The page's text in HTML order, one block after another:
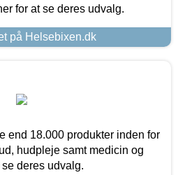
for at se deres udvalg.
på Helsebixen.dk
end 18.000 produkter inden for
hudpleje samt medicin og
deres udvalg.